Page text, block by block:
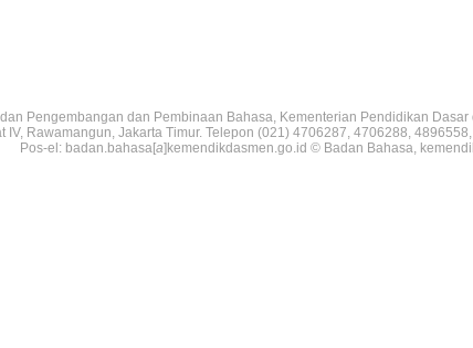
Pengembangan dan Pembinaan Bahasa, Kementerian Pendidikan Dasar
IV, Rawamangun, Jakarta Timur. Telepon (021) 4706287, 4706288,
Pos-el: badan.bahasa[a]kemendikdasmen.go.id © Badan Bahasa,